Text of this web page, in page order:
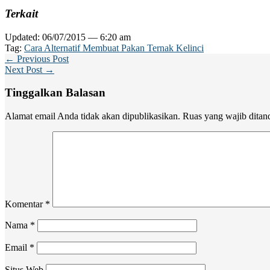
Terkait
Updated: 06/07/2015 — 6:20 am
Tag: Cara Alternatif Membuat Pakan Ternak Kelinci
← Previous Post
Next Post →
Tinggalkan Balasan
Alamat email Anda tidak akan dipublikasikan. Ruas yang wajib
Komentar *
Nama *
Email *